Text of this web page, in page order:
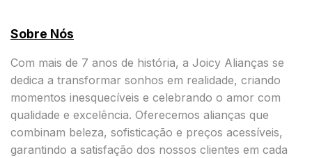
Sobre Nós
Com mais de 7 anos de história, a Joicy Alianças se
dedica a transformar sonhos em realidade, criando
momentos inesquecíveis e celebrando o amor com
qualidade e excelência. Oferecemos alianças que
combinam beleza, sofisticação e preços acessíveis,
garantindo a satisfação dos nossos clientes em cada